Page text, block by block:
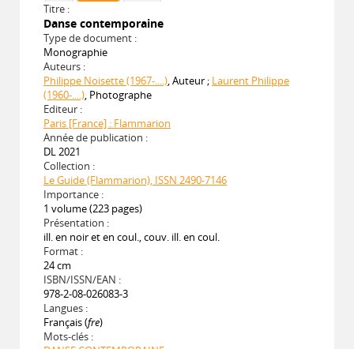
Titre :
Danse contemporaine
Type de document :
Monographie
Auteurs :
Philippe Noisette (1967-....), Auteur ; Laurent Philippe
(1960-....), Photographe
Editeur :
Paris [France] : Flammarion
Année de publication :
DL 2021
Collection :
Le Guide (Flammarion), ISSN 2490-7146
Importance :
1 volume (223 pages)
Présentation :
ill. en noir et en coul., couv. ill. en coul.
Format :
24 cm
ISBN/ISSN/EAN :
978-2-08-026083-3
Langues :
Français (fre)
Mots-clés :